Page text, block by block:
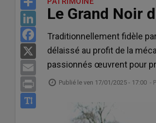
LinkedIn
Facebook
Email
Print
Le Grand Noir
Traditionnellement fidèle
délaissé au profit de la
passionnés œuvrent pour
Publié le ven 17/01/2025 - 17:00 -